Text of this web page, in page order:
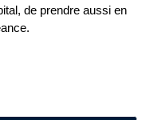
de prendre aussi en